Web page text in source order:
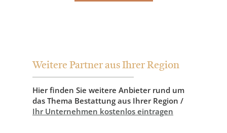
Weitere Partner aus Ihrer Region
Hier finden Sie weitere Anbieter rund um
das Thema Bestattung aus Ihrer Region /
Ihr Unternehmen kostenlos eintragen